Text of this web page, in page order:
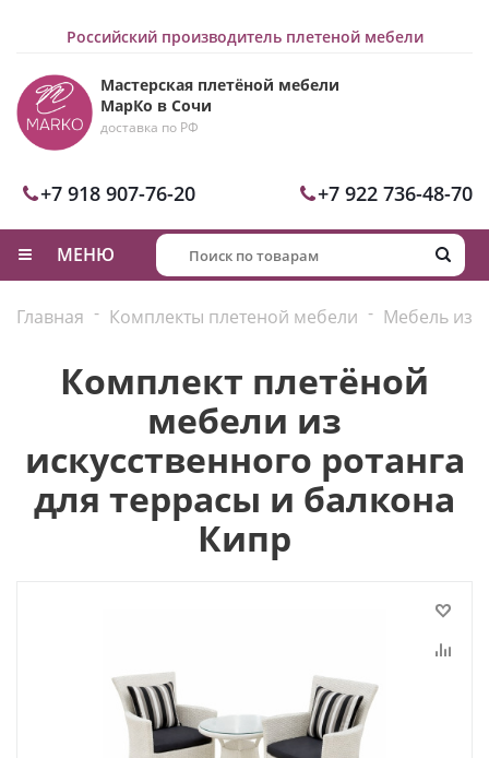
Российский производитель плетеной мебели
Мастерская плетёной мебели
МарКо в Сочи
доставка по РФ
+7 918 907-76-20 +7 922 736-48-70
МЕНЮ
Главная - Комплекты плетеной мебели - Мебель из
Комплект плетёной
мебели из
искусственного ротанга
для террасы и балкона
Кипр